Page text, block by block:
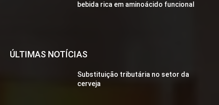
bebida rica em aminoácido funcional
ÚLTIMAS NOTÍCIAS
Substituição tributária no setor da
cerveja